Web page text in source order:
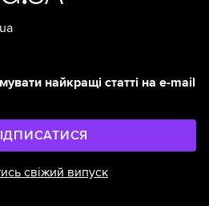
найкращі статті на e-mail
свіжий випуск